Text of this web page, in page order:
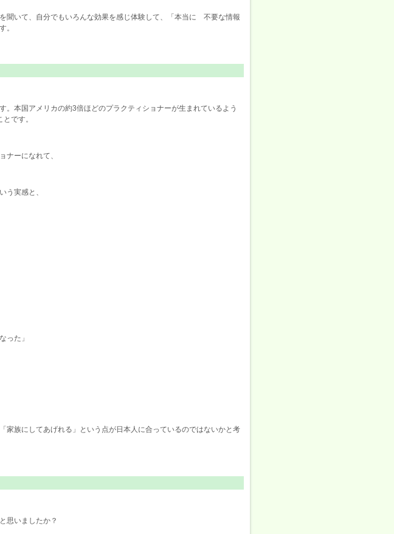
聞いて、自分でもいろんな効果を感じ体験して、「本当に 不要な情報
。
。本国アメリカの約3倍ほどのプラクティショナーが生まれているよう
です。
ナーになれて、
う実感と、
った」
家族にしてあげれる」という点が日本人に合っているのではないかと考
思いましたか？